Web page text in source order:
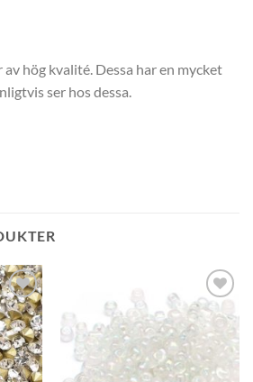
hög kvalité. Dessa har en mycket
ser hos dessa.
Lägg
i
till i
önskelistan